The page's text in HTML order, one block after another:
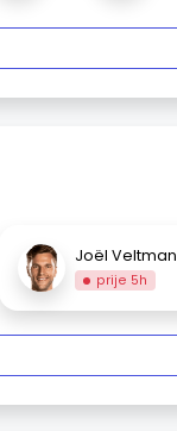
Joël Veltman
prije 5h